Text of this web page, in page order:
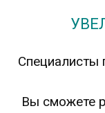
Специалисты
Вы сможете